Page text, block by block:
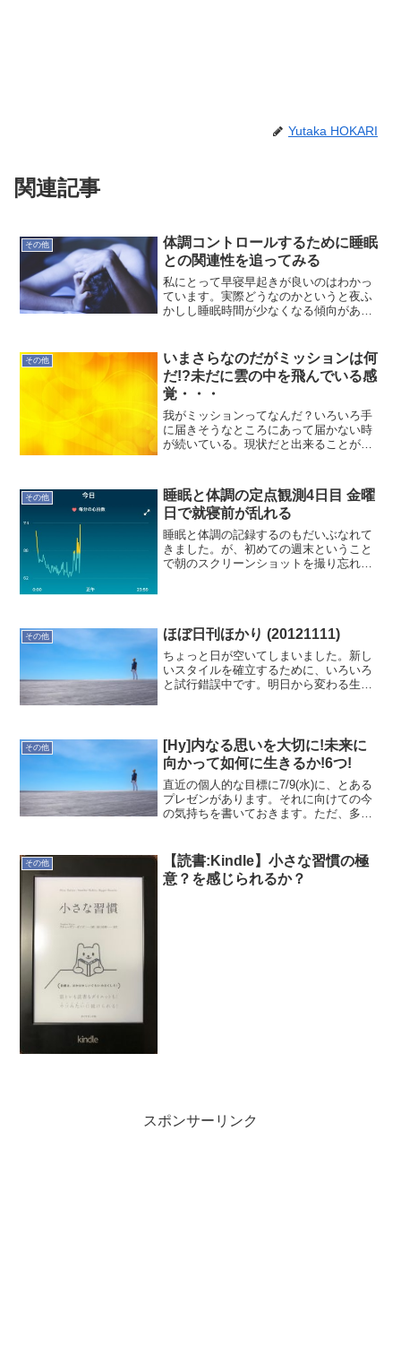
Yutaka HOKARI
関連記事
その他
体調コントロールするために睡眠
との関連性を追ってみる
私にとって早寝早起きが良いのはわかっ
ています。実際どうなのかというと夜ふ
かしし睡眠時間が少なくなる傾向があり
なぜ記録しようと考えたのか？ブログ筋
を鍛えたい生活が乱れてい...
その他
いまさらなのだがミッションは何
だ!?未だに雲の中を飛んでいる感
覚・・・
我がミッションってなんだ？いろいろ手
に届きそうなところにあって届かない時
が続いている。現状だと出来ることが限
時にあって、ブレないミッションってな
んだろうなぁ？と感じてい...
その他
睡眠と体調の定点観測4日目 金曜
日で就寝前が乱れる
睡眠と体調の記録するのもだいぶなれて
きました。が、初めての週末ということ
で朝のスクリーンショットを撮り忘れる
その他 ほぼ日刊ほかり (20121111)
ちょっと日が空いてしまいました。新し
いスタイルを確立するために、いろいろ
と試行錯誤中です。明日から変わる生活
その他
[Hy]内なる思いを大切に!未来に
向かって如何に生きるか!6つ!
直近の個人的な目標に7/9(水)に、とある
プレゼンがあります。それに向けての今
の気持ちを書いておきます。ただ、多く
ら良い方向に行った気がします。という
より、もしかしてだ...
その他
【読書:Kindle】小さな習慣の極
意？を感じられるか？
スポンサーリンク